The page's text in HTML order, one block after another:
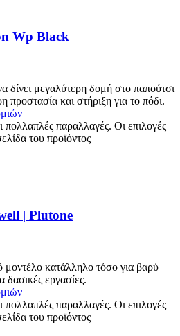
Wp Black
δίνει μεγαλύτερη δομή στο παπούτσι
προστασία και στήριξη για το πόδι.
πολλαπλές παραλλαγές. Οι επιλογές
του προϊόντος
| Plutone
μοντέλο κατάλληλο τόσο για βαρύ
δασικές εργασίες.
πολλαπλές παραλλαγές. Οι επιλογές
του προϊόντος